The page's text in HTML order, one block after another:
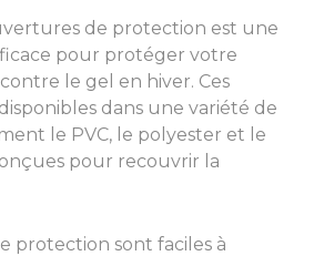
de protection est une
pour protéger votre
le gel en hiver. Ces
dans une variété de
le PVC, le polyester et le
pour recouvrir la
protection sont faciles à